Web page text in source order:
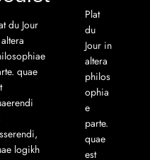
du Jour
quae
logikh
Plat
du
Jour in
altera
philos
ophia
e
parte.
quae
est